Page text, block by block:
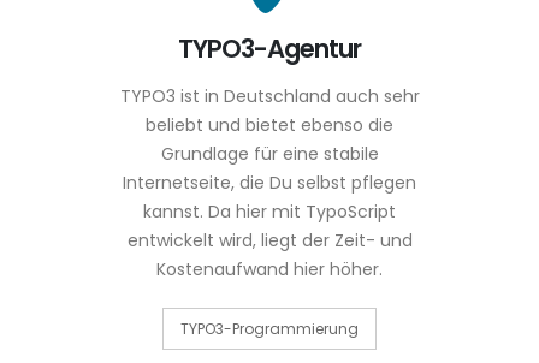
TYPO3-Agentur
TYPO3 ist in Deutschland auch sehr
beliebt und bietet ebenso die
Grundlage für eine stabile
Internetseite, die Du selbst pflegen
kannst. Da hier mit TypoScript
entwickelt wird, liegt der Zeit- und
Kostenaufwand hier höher.
TYPO3-Programmierung